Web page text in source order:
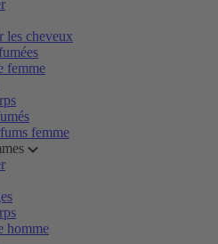
les cheveux
femme
femme
homme